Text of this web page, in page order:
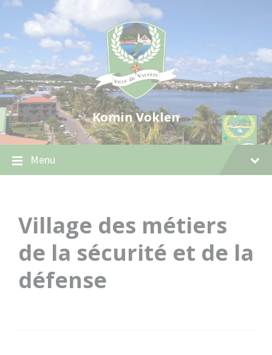
Skip
content
Skip
navigation
Skip
footer
Komin Voklen
Menu
Village des métiers
de la sécurité et de la
défense